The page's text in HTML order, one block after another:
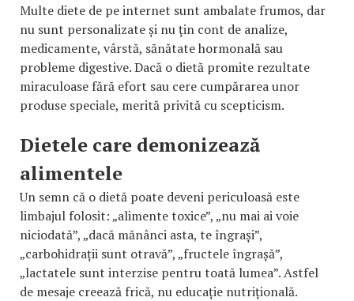
Multe diete de pe internet sunt ambalate frumos, dar
nu sunt personalizate și nu țin cont de analize,
medicamente, vârstă, sănătate hormonală sau
probleme digestive. Dacă o dietă promite rezultate
miraculoase fără efort sau cere cumpărarea unor
produse speciale, merită privită cu scepticism.
Dietele care demonizează
alimentele
Un semn că o dietă poate deveni periculoasă este
limbajul folosit: „alimente toxice”, „nu mai ai voie
niciodată”, „dacă mănânci asta, te îngrași”,
„carbohidrații sunt otravă”, „fructele îngrașă”,
„lactatele sunt interzise pentru toată lumea”. Astfel
de mesaje creează frică, nu educație nutrițională.